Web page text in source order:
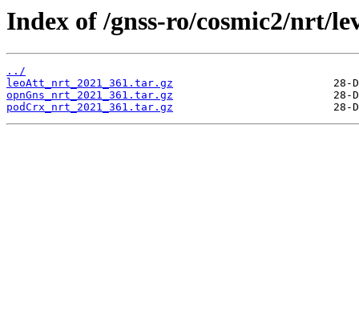
Index of /gnss-ro/cosmic2/nrt/
../
leoAtt_nrt_2021_361.tar.gz
opnGns_nrt_2021_361.tar.gz
podCrx_nrt_2021_361.tar.gz